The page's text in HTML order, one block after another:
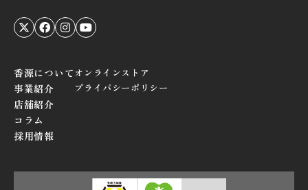
香源について
事業紹介
店舗紹介
コラム
採用情報
オンラインストア
プライバシーポリシー